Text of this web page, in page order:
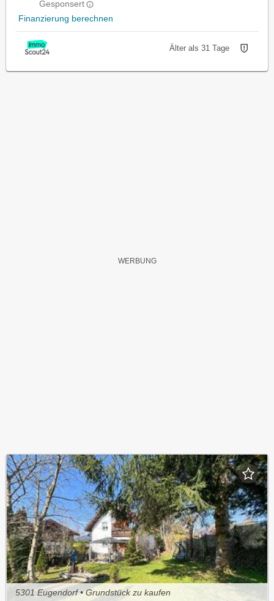
Gesponsert
Finanzierung berechnen
Älter als 31 Tage
5301 Eugendorf • Grundstück zu kaufen